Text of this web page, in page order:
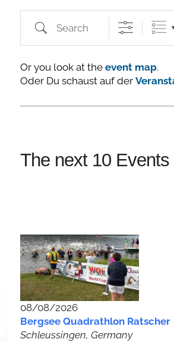
Search
Or you look at the event map.
Oder Du schaust auf der
The next 10 Events
08/08/2026
Bergsee Quadrathlon Ratscher
Schleussingen, Germany